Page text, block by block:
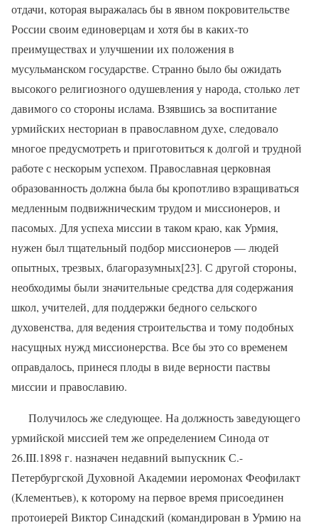
отдачи, которая выражалась бы в явном покровительстве
России своим единоверцам и хотя бы в каких-то
преимуществах и улучшении их положения в
мусульманском государстве. Странно было бы ожидать
высокого религиозного одушевления у народа, столько лет
давимого со стороны ислама. Взявшись за воспитание
урмийских несториан в православном духе, следовало
многое предусмотреть и приготовиться к долгой и трудной
работе с нескорым успехом. Православная церковная
образованность должна была бы кропотливо взращиваться
медленным подвижническим трудом и миссионеров, и
пасомых. Для успеха миссии в таком краю, как Урмия,
нужен был тщательный подбор миссионеров — людей
опытных, трезвых, благоразумных[23]. С другой стороны,
необходимы были значительные средства для содержания
школ, учителей, для поддержки бедного сельского
духовенства, для ведения строительства и тому подобных
насущных нужд миссионерства. Все бы это со временем
оправдалось, принеся плоды в виде верности паствы
миссии и православию.
Получилось же следующее. На должность заведующего
урмийской миссией тем же определением Синода от
26.III.1898 г. назначен недавний выпускник С.-
Петербургской Духовной Академии иеромонах Феофилакт
(Клементьев), к которому на первое время присоединен
протоиерей Виктор Синадский (командирован в Урмию на